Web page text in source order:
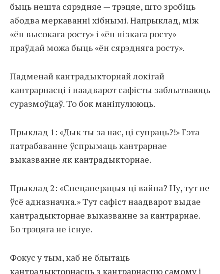
быць нешта сярэдняе — трэцяе, што зробіць
абодва меркаванні хібнымі. Напрыклад, між
«ён высокага росту» і «ён нізкага росту»
праўдай можа быць «ён сярэдняга росту».
Падменай кантрадыкторнай локігай
кантрарнасці і наадварот сафісты заблытваюць
суразмоўцаў. То бок маніпулююць.
Прыклад 1: «Дык ты за нас, ці супраць?!» Гэта
патрабаванне ўспрымаць кантрарнае
выказванне як кантрадыкторнае.
Прыклад 2: «Спецаперацыя ці вайна? Ну, тут не
ўсё адназначна.» Тут сафіст наадварот выдае
кантрадыкторнае выказванне за кантрарнае.
Бо трэцяга не існуе.
Фокус у тым, каб не блытаць
кантрадыкторнасць з кантрарнасцю самому і